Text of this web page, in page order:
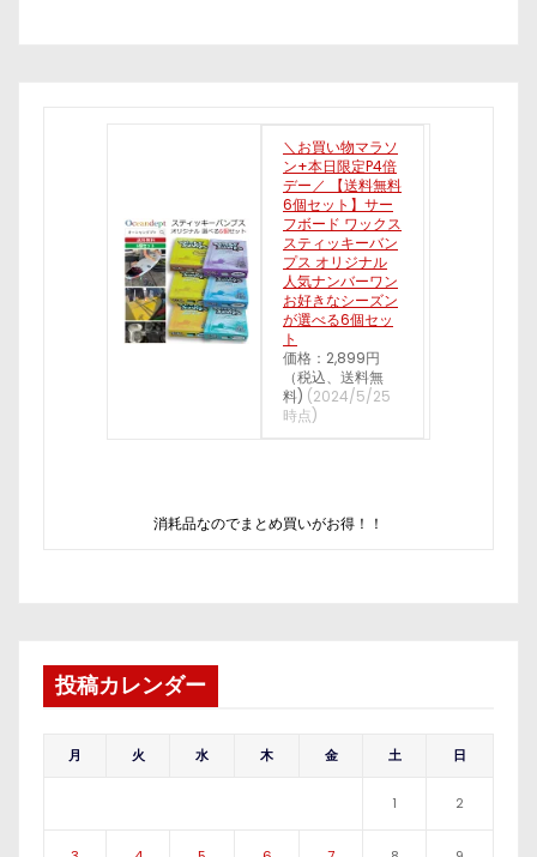
＼お買い物マラソ
ン+本日限定P4倍
デー／ 【送料無料
6個セット】サー
フボード ワックス
スティッキーバン
プス オリジナル
人気ナンバーワン
お好きなシーズン
が選べる6個セッ
ト
価格：2,899円
（税込、送料無
料) (2024/5/25
時点)
消耗品なのでまとめ買いがお得！！
投稿カレンダー
月 火 水 木 金 土 日
1 2